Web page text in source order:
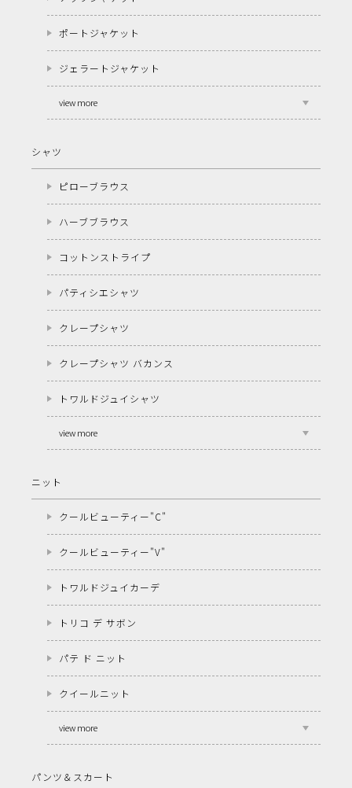
ポートジャケット
ジェラートジャケット
view more
シャツ
ピローブラウス
ハーブブラウス
コットンストライプ
パティシエシャツ
クレープシャツ
クレープシャツ バカンス
トワルドジュイシャツ
view more
ニット
クールビューティー"C"
クールビューティー"V"
トワルドジュイカーデ
トリコ デ サボン
パテ ド ニット
クイールニット
view more
パンツ＆スカート